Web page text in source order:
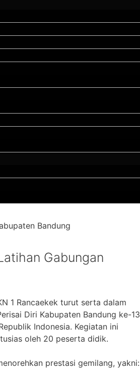
Gabungan
1 Rancaekek turut serta dalam
Diri Kabupaten Bandung ke-13
Indonesia. Kegiatan ini
oleh 20 peserta didik.
prestasi gemilang, yakni: